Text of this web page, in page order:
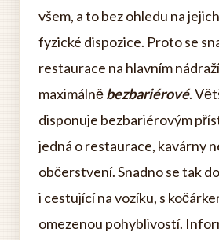
všem, a to bez ohledu na
fyzické dispozice. Proto se
restaurace na hlavním
maximálněbezbariérové.
disponuje bezbariérovým
jedná o restaurace, kavárny
občerstvení. Snadno se tak
i cestující na vozíku, s
omezenou pohyblivostí.